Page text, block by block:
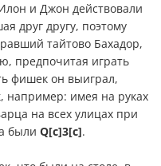
и Джон действовали
друг другу, поэтому
тайтово Бахадор,
предпочитая играть
фишек он выиграл,
например: имея на руках
на всех улицах при
были Q[c]3[c].